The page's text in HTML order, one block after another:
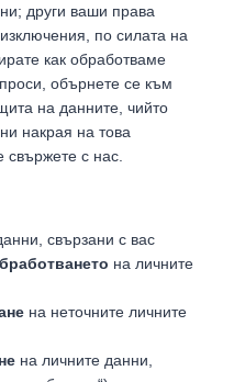
други ваши права
по силата на
как обработваме
обърнете се към
на данните, чийто
накрая на това
с нас.
свързани с вас
на личните
на неточните личните
на личните данни,